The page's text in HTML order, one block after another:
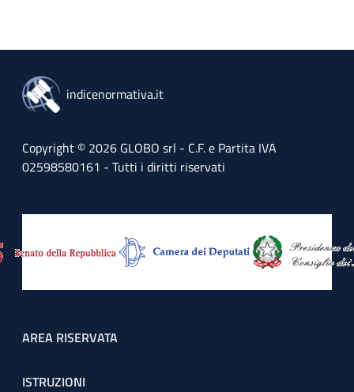
indicenormativa.it
Copyright © 2026 GLOBO srl - C.F. e Partita IVA
02598580161 - Tutti i diritti riservati
Footer menu
AREA RISERVATA
ISTRUZIONI